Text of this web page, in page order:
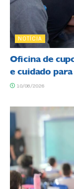
NOTÍCIA
Oficina de
e cuidado
10/08/2026